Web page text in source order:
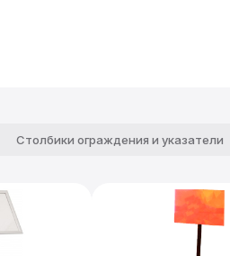
Столбики ограждения и указатели